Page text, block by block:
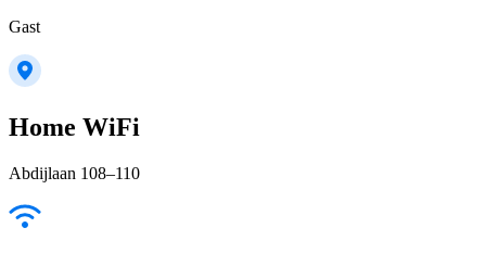
Gast
Home WiFi
Abdijlaan 108–110